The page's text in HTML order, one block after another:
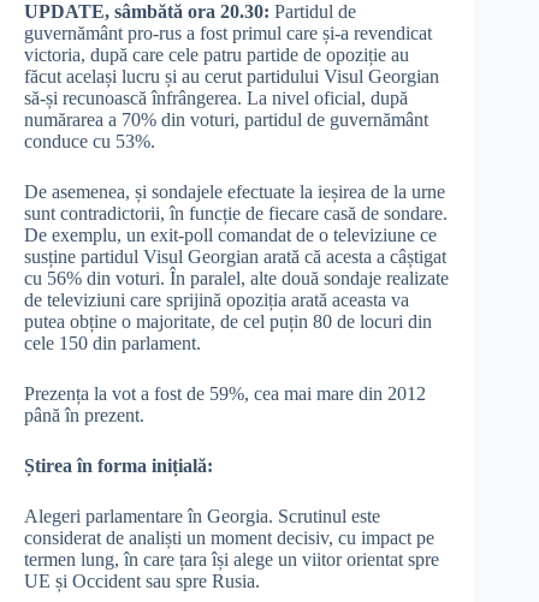
UPDATE, sâmbătă ora 20.30: Partidul de
guvernământ pro-rus a fost primul care și-a revendicat
victoria, după care cele patru partide de opoziție au
făcut același lucru și au cerut partidului Visul Georgian
să-și recunoască înfrângerea. La nivel oficial, după
numărarea a 70% din voturi, partidul de guvernământ
conduce cu 53%.
De asemenea, și sondajele efectuate la ieșirea de la urne
sunt contradictorii, în funcție de fiecare casă de sondare.
De exemplu, un exit-poll comandat de o televiziune ce
susține partidul Visul Georgian arată că acesta a câștigat
cu 56% din voturi. În paralel, alte două sondaje realizate
de televiziuni care sprijină opoziția arată aceasta va
putea obține o majoritate, de cel puțin 80 de locuri din
cele 150 din parlament.
Prezența la vot a fost de 59%, cea mai mare din 2012
până în prezent.
Știrea în forma inițială:
Alegeri parlamentare în Georgia. Scrutinul este
considerat de analiști un moment decisiv, cu impact pe
termen lung, în care țara își alege un viitor orientat spre
UE și Occident sau spre Rusia.